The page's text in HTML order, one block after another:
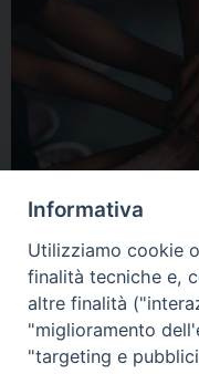
HOME DIOCESI
Informativa
Utilizziamo cookie
finalità tecniche e,
altre finalità
"miglioramento
"targeting e